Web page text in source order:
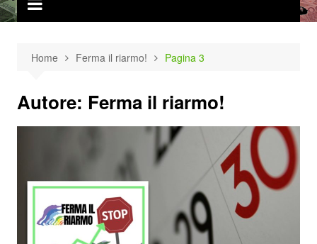
Home Ferma il riarmo! Pagina 3
Autore: Ferma il riarmo!